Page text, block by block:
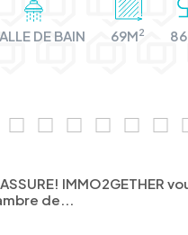
DE BAIN 69M2
IMMO2GETHER
de...